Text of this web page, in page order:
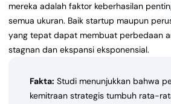
mereka adalah faktor keberhasilan
semua ukuran. Baik startup maupun
yang tepat dapat membuat perbedaan
stagnan dan ekspansi eksponensial.
Fakta: Studi menunjukkan bahwa
kemitraan strategis tumbuh rata-